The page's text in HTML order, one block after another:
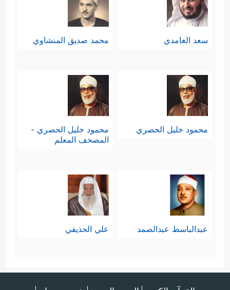
سعد الغامدي محمد صديق المنشاوي
محمود خليل الحصري
محمود خليل الحصري -
المصحف المعلم
عبدالباسط عبدالصمد علي الحذيفي